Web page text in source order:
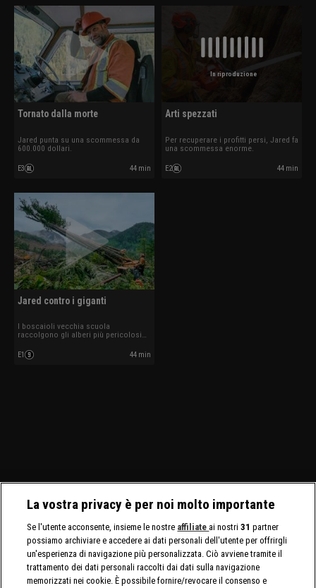
Tornato dalla morte
Jared punta su una scommessa da
600.000 dollari.
E3 44 min
In riproduzione
Arti spezzati
Per recuperare i profitti persi, Jared fa
una scommessa enorme.
E2 44 min
Jared contro i giganti
I boscaioli vecchia scuola
raccolgono gli alberi più pericolosi
E1 44 min
La vostra privacy è per noi molto importante
Se l'utente acconsente, insieme le nostre affiliate ai nostri31 partner
possiamo archiviare e accedere ai dati personali dell'utente per offrirgli
un'esperienza di navigazione più personalizzata. Ciò avviene tramite il
trattamento dei dati personali raccolti dai dati sulla navigazione
memorizzati nei cookie. È possibile fornire/revocare il consenso e